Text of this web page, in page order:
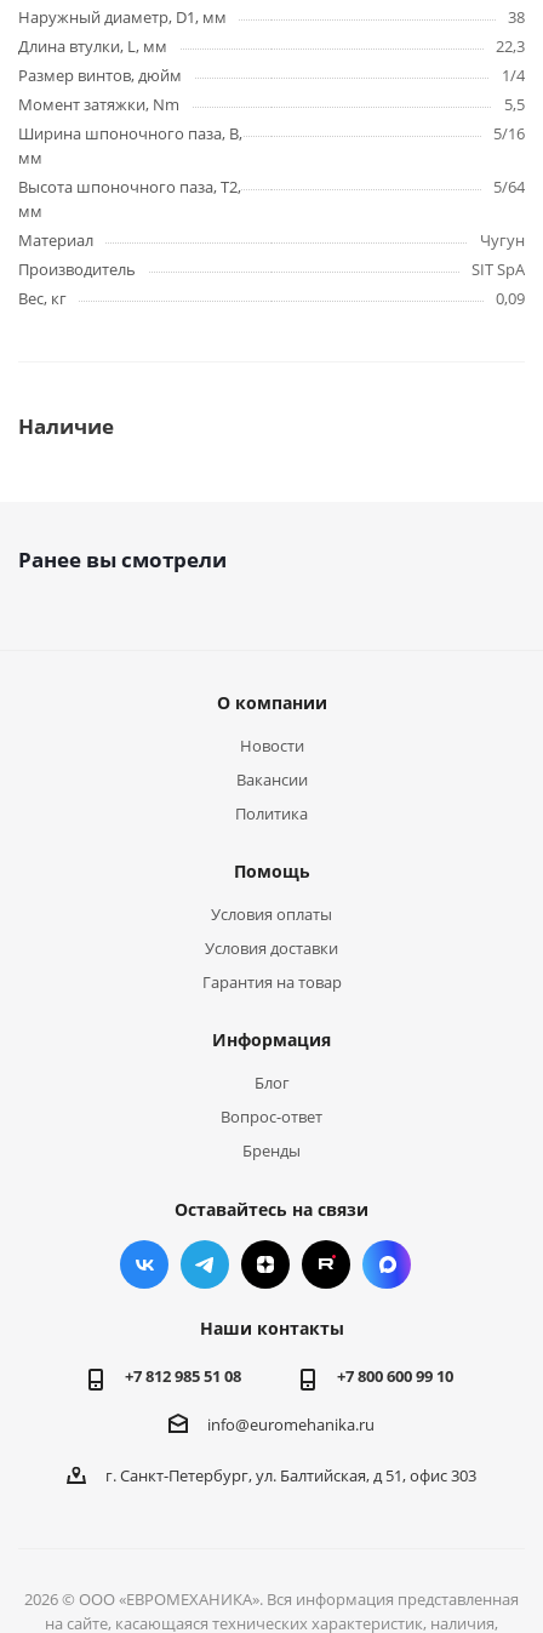
Наружный диаметр, D1, мм
38
Длина втулки, L, мм
22,3
Размер винтов, дюйм
1/4
Момент затяжки, Nm
5,5
Ширина шпоночного паза, B,
мм
5/16
Высота шпоночного паза, T2,
мм
5/64
Материал
Чугун
Производитель
SIT SpA
Вес, кг
0,09
Наличие
Ранее вы смотрели
О компании
Новости
Вакансии
Политика
Помощь
Условия оплаты
Условия доставки
Гарантия на товар
Информация
Блог
Вопрос-ответ
Бренды
Оставайтесь на связи
Наши контакты
+7 812 985 51 08 +7 800 600 99 10
info@euromehanika.ru
г. Санкт-Петербург, ул. Балтийская, д 51, офис 303
2026 © ООО «ЕВРОМЕХАНИКА». Вся информация представленная
на сайте, касающаяся технических характеристик, наличия,